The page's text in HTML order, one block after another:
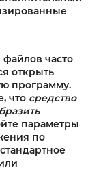
часто
открыть
программу.
что средство
параметры
по